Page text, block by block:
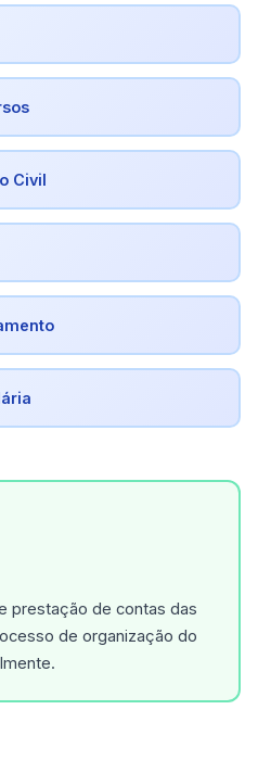
Civil
prestação de contas das
de organização do